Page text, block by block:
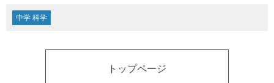
中学 科学
トップページ